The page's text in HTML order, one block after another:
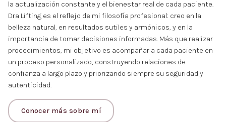
la actualización constante y el bienestar real de cada paciente.
Dra Lifting es el reflejo de mi filosofía profesional: creo en la
belleza natural, en resultados sutiles y armónicos, y en la
importancia de tomar decisiones informadas. Más que realizar
procedimientos, mi objetivo es acompañar a cada paciente en
un proceso personalizado, construyendo relaciones de
confianza a largo plazo y priorizando siempre su seguridad y
autenticidad.
Conocer más sobre mí